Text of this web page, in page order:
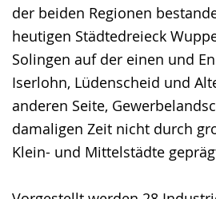
der beiden Regionen
heutigen Städtedreieck
Solingen auf der einen und
Iserlohn, Lüdenscheid und
anderen Seite,
damaligen Zeit nicht durch
Klein- und Mittelstädte